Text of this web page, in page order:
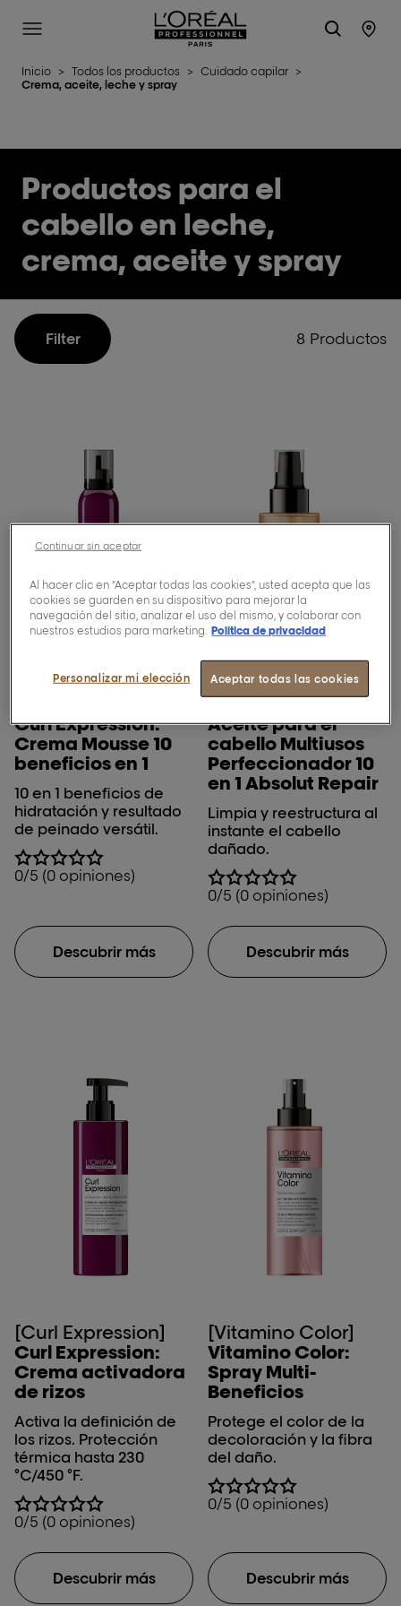
L'Oréal Professionnel Paris
Site Menu
Inicio > Todos los productos > Cuidado capilar >
Crema, aceite, leche y spray
Productos para el
cabello en leche,
crema, aceite y spray
Filter 8 Productos
Curl Expression:
Crema Mousse 10
beneficios en 1
10 en 1 beneficios de
hidratación y resultado
de peinado versátil.
0/5 (0 opiniones)
Descubrir más
[Absolut Repair]
Aceite para el
cabello Multiusos
Perfeccionador 10
en 1 Absolut Repair
Limpia y reestructura al
instante el cabello
dañado.
0/5 (0 opiniones)
Descubrir más
[Curl Expression]
Curl Expression:
Crema activadora
de rizos
Activa la definición de
los rizos. Protección
térmica hasta 230
°C/450 °F.
0/5 (0 opiniones)
Descubrir más
[Vitamino Color]
Vitamino Color:
Spray Multi-
Beneficios
Protege el color de la
decoloración y la fibra
del daño.
0/5 (0 opiniones)
Descubrir más
Al hacer clic en “Aceptar todas las cookies”, usted acepta que las
cookies se guarden en su dispositivo para mejorar la
navegación del sitio, analizar el uso del mismo, y colaborar con
nuestros estudios para marketing. Política de privacidad
Aceptar todas las cookies
Personalizar mi elección
Continuar sin aceptar